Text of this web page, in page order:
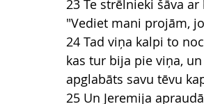
23 Te strēlnieki šāva
"Vediet mani projām,
24 Tad viņa kalpi to
kas tur bija pie viņa,
apglabāts savu tēvu
25 Un Jeremija